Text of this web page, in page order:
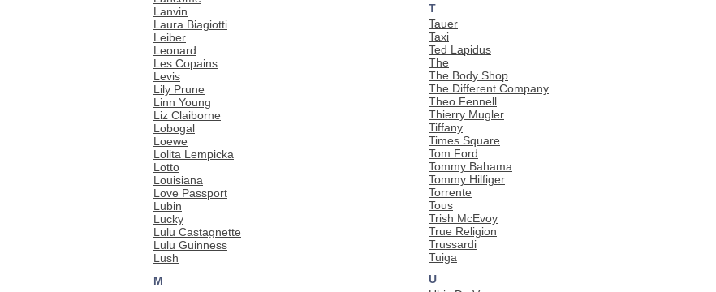
Lanvin
Laura Biagiotti
Leiber
Leonard
Les Copains
Levis
Lily Prune
Linn Young
Liz Claiborne
Lobogal
Loewe
Lolita Lempicka
Lotto
Louisiana
Love Passport
Lubin
Lucky
Lulu Castagnette
Lulu Guinness
Lush
M
T
Tauer
Taxi
Ted Lapidus
The
The Body Shop
The Different Company
Theo Fennell
Thierry Mugler
Tiffany
Times Square
Tom Ford
Tommy Bahama
Tommy Hilfiger
Torrente
Tous
Trish McEvoy
True Religion
Trussardi
Tuiga
U